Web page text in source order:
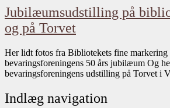
Jubilæumsudstilling på
og på Torvet
Her lidt fotos fra Bibliotekets fine markering
bevaringsforeningens 50 års jubilæum Og
bevaringsforeningens udstilling på Torvet i
Indlæg navigation